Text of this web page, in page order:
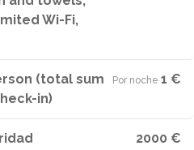
Wi-Fi,
(total sum
in)
Por noche·1 €
2000 €